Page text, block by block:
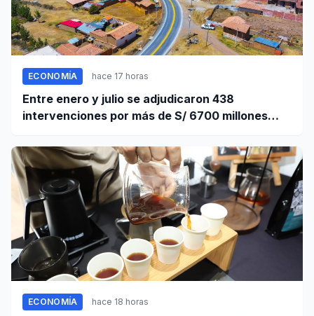
ECONOMÍA hace 17 horas
Entre enero y julio se adjudicaron 438
intervenciones por más de S/ 6700 millones
ECONOMÍA hace 18 horas